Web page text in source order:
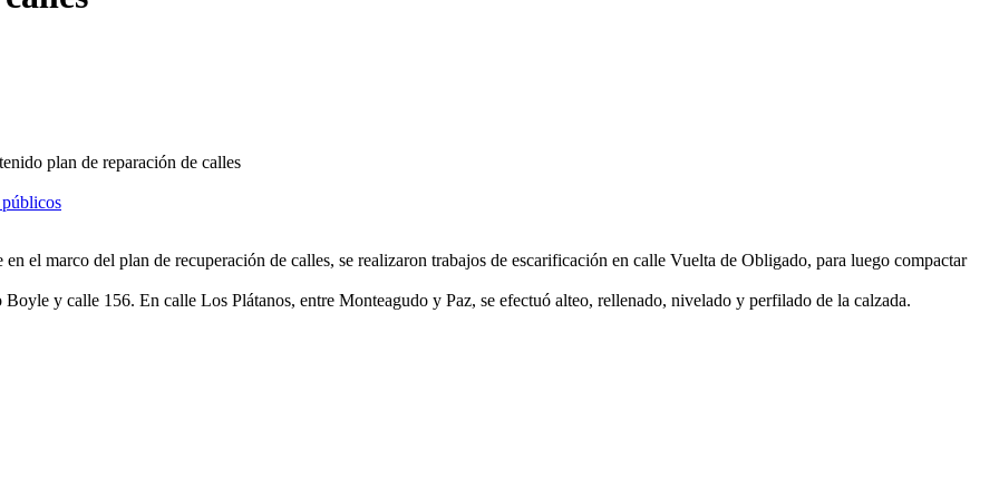
plan de reparación de calles
públicos
el marco del plan de recuperación de calles, se realizaron trabajos de escarificación en calle Vuelta de Obligado, para luego compactar
y calle 156. En calle Los Plátanos, entre Monteagudo y Paz, se efectuó alteo, rellenado, nivelado y perfilado de la calzada.